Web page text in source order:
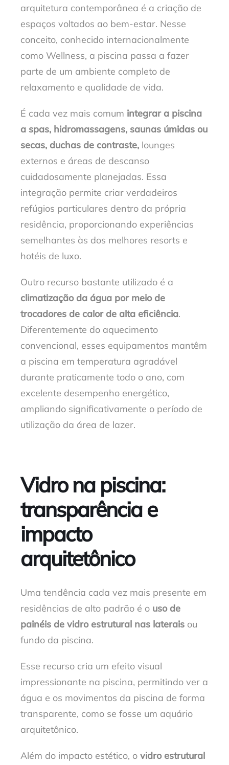
arquitetura contemporânea é a criação de
espaços voltados ao bem-estar. Nesse
conceito, conhecido internacionalmente
como Wellness, a piscina passa a fazer
parte de um ambiente completo de
relaxamento e qualidade de vida.
É cada vez mais comum integrar a piscina
a spas, hidromassagens, saunas úmidas ou
secas, duchas de contraste, lounges
externos e áreas de descanso
cuidadosamente planejadas. Essa
integração permite criar verdadeiros
refúgios particulares dentro da própria
residência, proporcionando experiências
semelhantes às dos melhores resorts e
hotéis de luxo.
Outro recurso bastante utilizado é a
climatização da água por meio de
trocadores de calor de alta eficiência.
Diferentemente do aquecimento
convencional, esses equipamentos mantêm
a piscina em temperatura agradável
durante praticamente todo o ano, com
excelente desempenho energético,
ampliando significativamente o período de
utilização da área de lazer.
Vidro na piscina:
transparência e
impacto
arquitetônico
Uma tendência cada vez mais presente em
residências de alto padrão é o uso de
painéis de vidro estrutural nas laterais ou
fundo da piscina.
Esse recurso cria um efeito visual
impressionante na piscina, permitindo ver a
água e os movimentos da piscina de forma
transparente, como se fosse um aquário
arquitetônico.
Além do impacto estético, o vidro estrutural